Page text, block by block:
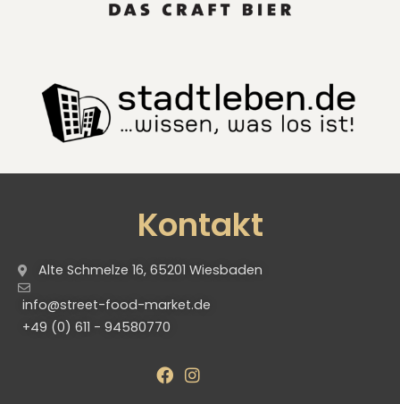
Kontakt
Alte Schmelze 16, 65201 Wiesbaden
info@street-food-market.de
+49 (0) 611 - 94580770